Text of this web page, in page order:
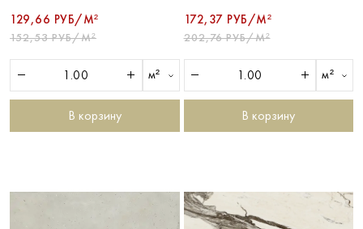
129,66 РУБ/М²
152,53 РУБ/М²
м²
В корзину
172,37 РУБ/М²
202,76 РУБ/М²
м²
В корзину